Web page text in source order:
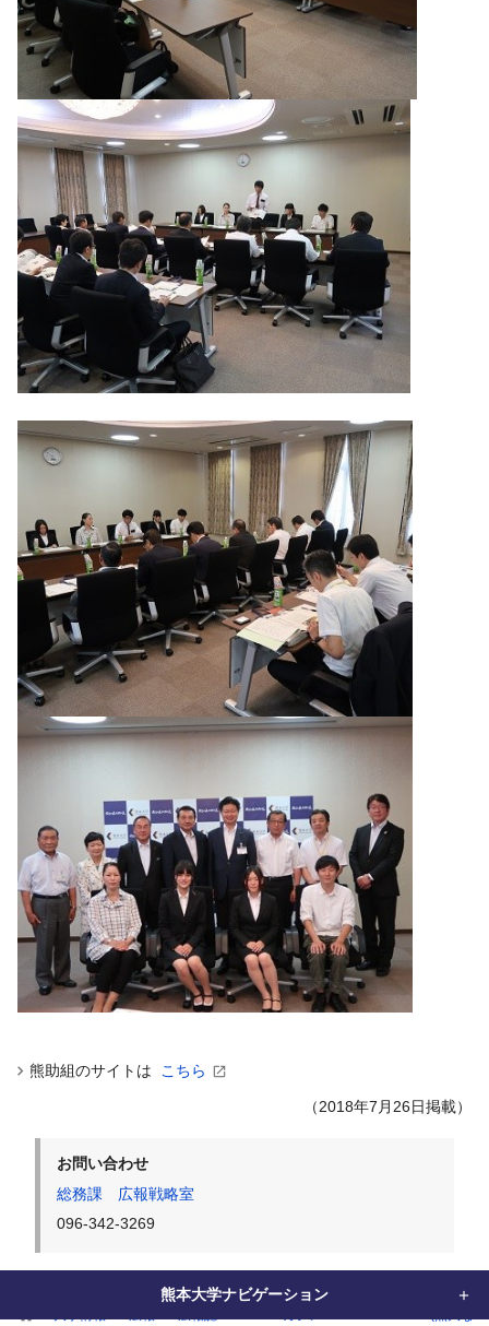
home
熊助組のサイトは こちら
（2018年7月26日掲載）
お問い合わせ
総務課 広報戦略室
096-342-3269
熊本大学ナビゲーション